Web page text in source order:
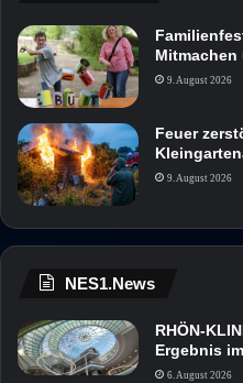
Mitmachen
9. August 2026
Feuer
9. August 2026
NES1.News
RHÖN-
Ergebnis
6. August 2026